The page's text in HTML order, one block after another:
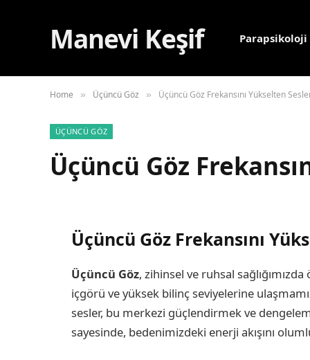
Manevi Keşif Parapsikoloji
Home » Üçüncü Göz » Üçüncü Göz Frekansını Yükselten
ÜÇÜNCÜ GÖZ
Üçüncü Göz
Üçüncü Göz Frekansını
Üçüncü Göz, zihinsel ve ruhsal
içgörü ve yüksek bilinç seviyelerine
sesler, bu merkezi güçlendirmek ve
sayesinde, bedenimizdeki enerji akışını